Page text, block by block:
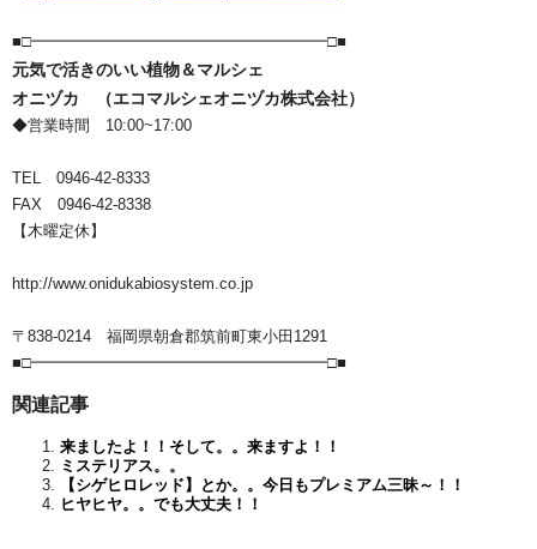
■□━━━━━━━━━━━━━━━━━━━□■
元気で活きのいい植物＆マルシェ
オニヅカ （エコマルシェオニヅカ株式会社）
◆営業時間 10:00~17:00
TEL 0946-42-8333
FAX 0946-42-8338
【木曜定休】
http://www.onidukabiosystem.co.jp
〒838-0214 福岡県朝倉郡筑前町東小田1291
■□━━━━━━━━━━━━━━━━━━━□■
関連記事
来ましたよ！！そして。。来ますよ！！
ミステリアス。。
【シゲヒロレッド】とか。。今日もプレミアム三昧～！！
ヒヤヒヤ。。でも大丈夫！！